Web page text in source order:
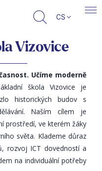
CS
Vizovice
Učíme moderně
škola Vizovice je
historických budov s
Naším cílem je
prostředí, ve kterém žáky
světa. Klademe důraz
rozvoj ICT dovedností a
na individuální potřeby